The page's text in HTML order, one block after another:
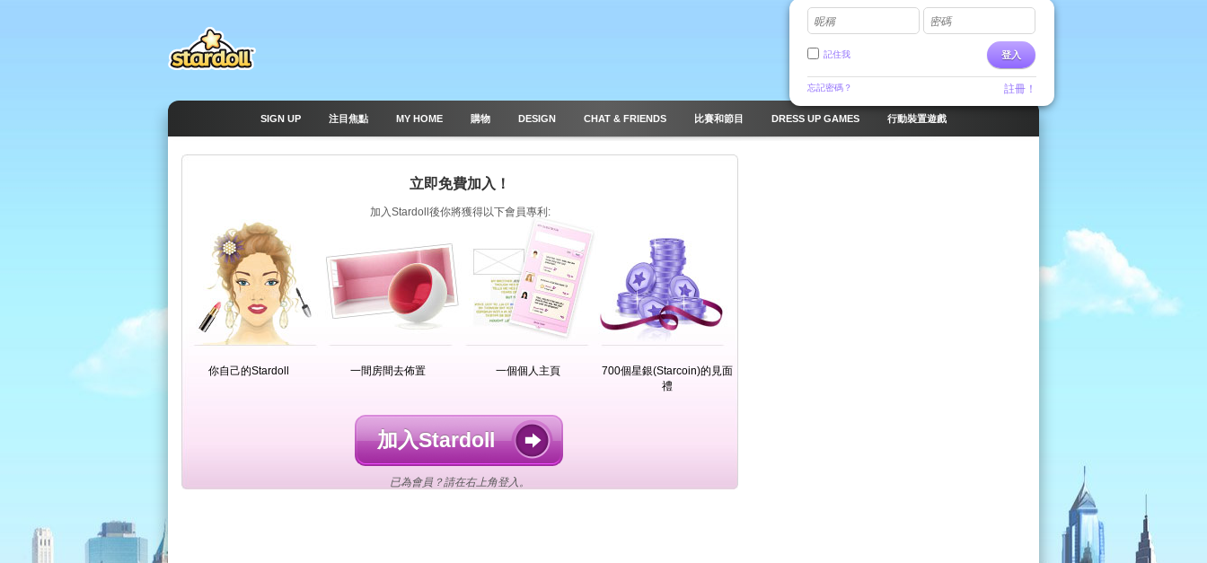
昵稱 密碼
登入
記住我
忘記密碼？ 註冊！
SIGN UP 注目焦點 MY HOME 購物 DESIGN CHAT & FRIENDS 比賽和節目 DRESS UP GAMES 行動裝置遊戲
立即免費加入！
加入Stardoll後你將獲得以下會員專利:
你自己的Stardoll 一間房間去佈置 一個個人主頁
700個星銀(Starcoin)的見面
禮
加入Stardoll
已為會員？請在右上角登入。